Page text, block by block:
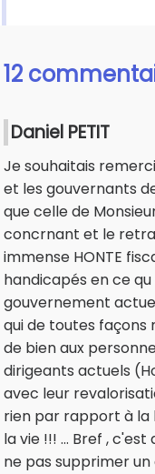
12
Daniel PETIT
Je souhaitais
et les gouvernants
que celle de
concrnant et le
immense HONTE
handicapés en ce
gouvernement
qui de toutes façons
de bien aux
dirigeants actuels
avec leur
rien par rapport à la
la vie !!! ... Bref ,
ne pas supprimer un